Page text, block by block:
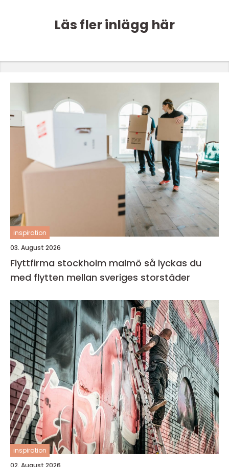
Läs fler inlägg här
inspiration
03. August 2026
Flyttfirma stockholm malmö så lyckas du
med flytten mellan sveriges storstäder
inspiration
02. August 2026